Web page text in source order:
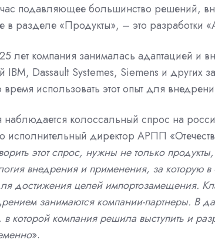
подавляющее большинство решений,
в разделе «Продукты», – это разработки
лет компания занималась адаптацией и
IBM, Dassault Systemes, Siemens и других
время использовать этот опыт для
наблюдается колоссальный спрос на
исполнительный директор АРПП
этот спрос, нужны не только
внедрения и применения, за которую в
достижения целей импортозамещения.
занимаются компании-партнеры. В
которой компания решила выступить и
».